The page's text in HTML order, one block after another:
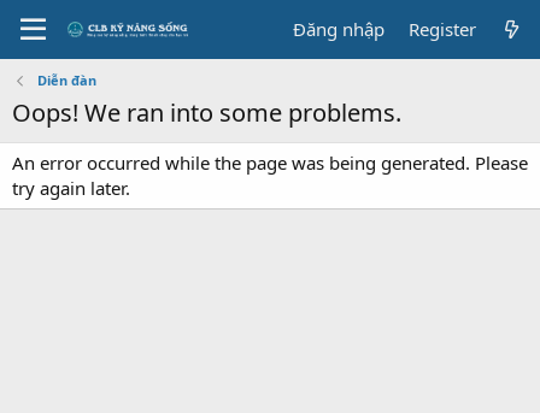
Đăng nhập Register
Diễn đàn
Oops! We ran into some problems.
An error occurred while the page was being generated. Please
try again later.